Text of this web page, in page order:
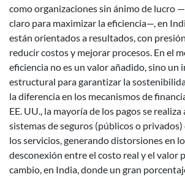
como organizaciones sin ánimo de lucro
claro para maximizar la eficiencia—, en
están orientados a resultados, con
reducir costos y mejorar procesos. En el
eficiencia no es un valor añadido, sino un
estructural para garantizar la
la diferencia en los mecanismos de
EE. UU., la mayoría de los pagos se realiza
sistemas de seguros (públicos o
los servicios, generando distorsiones en
desconexión entre el costo real y el valor
cambio, en India, donde un gran